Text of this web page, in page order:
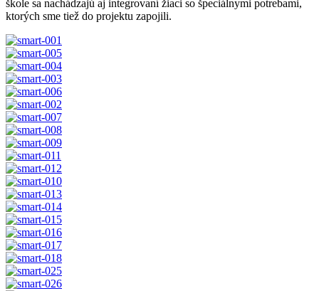
škole sa nachádzajú aj integrovaní žiaci so špeciálnymi potrebami,
ktorých sme tiež do projektu zapojili.